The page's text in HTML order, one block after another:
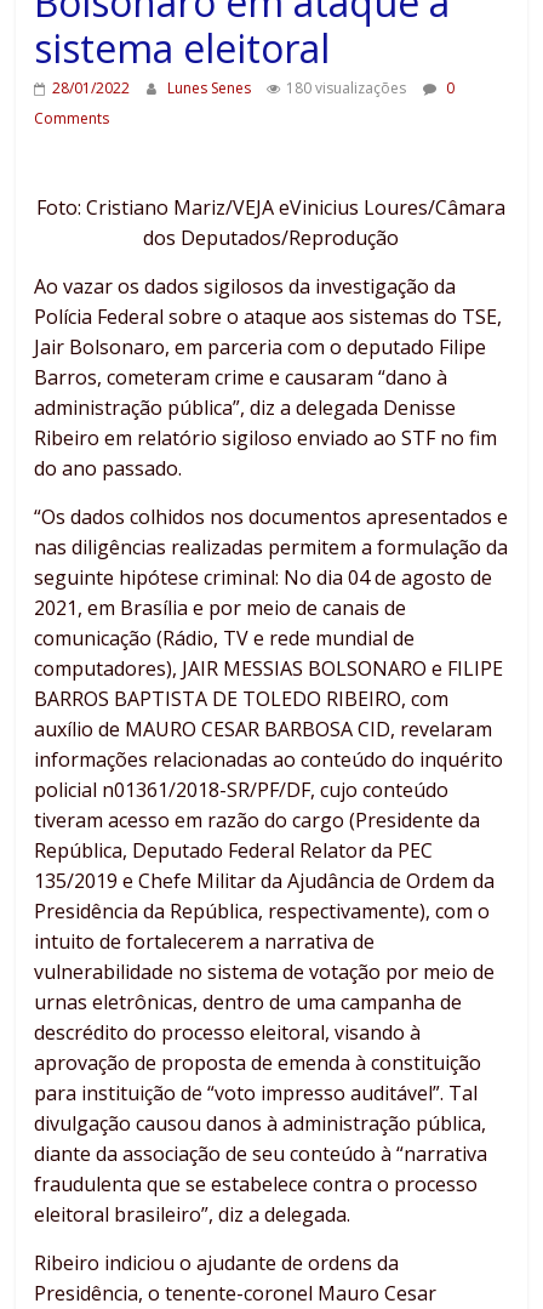
sistema eleitoral
28/01/2022 Lunes Senes 180 visualizações
0
Comments
Foto: Cristiano Mariz/VEJA eVinicius Loures/Câmara
dos Deputados/Reprodução
Ao vazar os dados sigilosos da investigação da
Polícia Federal sobre o ataque aos sistemas do TSE,
Jair Bolsonaro, em parceria com o deputado Filipe
Barros, cometeram crime e causaram “dano à
administração pública”, diz a delegada Denisse
Ribeiro em relatório sigiloso enviado ao STF no fim
do ano passado.
“Os dados colhidos nos documentos apresentados e
nas diligências realizadas permitem a formulação da
seguinte hipótese criminal: No dia 04 de agosto de
2021, em Brasília e por meio de canais de
comunicação (Rádio, TV e rede mundial de
computadores), JAIR MESSIAS BOLSONARO e FILIPE
BARROS BAPTISTA DE TOLEDO RIBEIRO, com
auxílio de MAURO CESAR BARBOSA CID, revelaram
informações relacionadas ao conteúdo do inquérito
policial n01361/2018-SR/PF/DF, cujo conteúdo
tiveram acesso em razão do cargo (Presidente da
República, Deputado Federal Relator da PEC
135/2019 e Chefe Militar da Ajudância de Ordem da
Presidência da República, respectivamente), com o
intuito de fortalecerem a narrativa de
vulnerabilidade no sistema de votação por meio de
urnas eletrônicas, dentro de uma campanha de
descrédito do processo eleitoral, visando à
aprovação de proposta de emenda à constituição
para instituição de “voto impresso auditável”. Tal
divulgação causou danos à administração pública,
diante da associação de seu conteúdo à “narrativa
fraudulenta que se estabelece contra o processo
eleitoral brasileiro”, diz a delegada.
Ribeiro indiciou o ajudante de ordens da
Presidência, o tenente-coronel Mauro Cesar